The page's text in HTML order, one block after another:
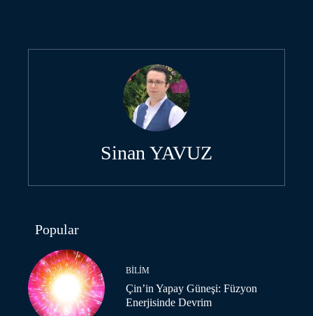
Sinan YAVUZ
Popular
BILIM
Çin’in Yapay Güneşi: Füzyon
Enerjisinde Devrim